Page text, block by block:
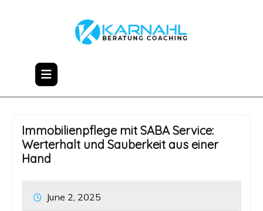
Immobilienpflege mit SABA Service:
Werterhalt und Sauberkeit aus einer
Hand
June 2, 2025